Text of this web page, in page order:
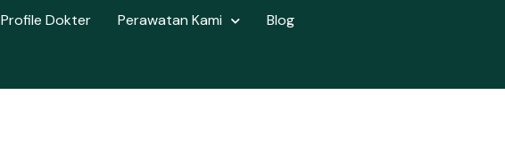
Profile Dokter Perawatan Kami Blog